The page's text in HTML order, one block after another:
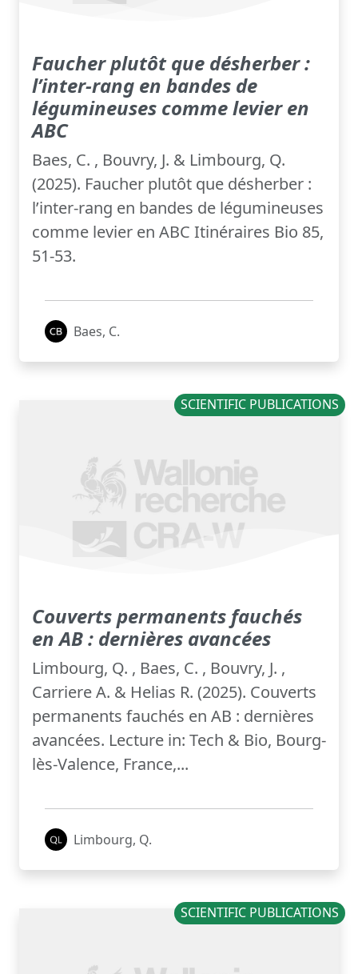
Faucher plutôt que désherber :
l’inter-rang en bandes de
légumineuses comme levier en
ABC
Baes, C. , Bouvry, J. & Limbourg, Q.
(2025). Faucher plutôt que désherber :
l’inter-rang en bandes de légumineuses
comme levier en ABC Itinéraires Bio 85,
51-53.
Baes, C.
SCIENTIFIC PUBLICATIONS
Couverts permanents fauchés
en AB : dernières avancées
Limbourg, Q. , Baes, C. , Bouvry, J. ,
Carriere A. & Helias R. (2025). Couverts
permanents fauchés en AB : dernières
avancées. Lecture in: Tech & Bio, Bourg-
lès-Valence, France,...
Limbourg, Q.
SCIENTIFIC PUBLICATIONS